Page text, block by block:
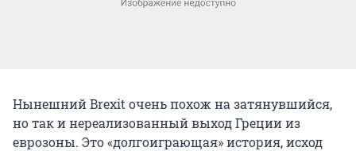
Нынешний Brexit очень похож на затянувшийся,
но так и нереализованный выход Греции из
еврозоны. Это «долгоиграющая» история, исход